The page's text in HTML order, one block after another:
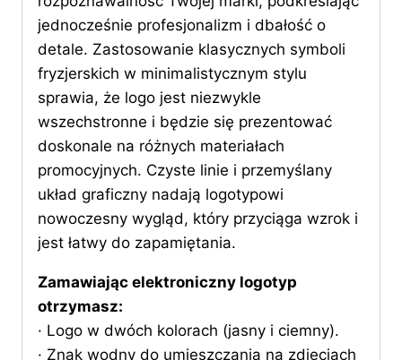
jednocześnie profesjonalizm i dbałość o
detale. Zastosowanie klasycznych symboli
fryzjerskich w minimalistycznym stylu
sprawia, że logo jest niezwykle
wszechstronne i będzie się prezentować
doskonale na różnych materiałach
promocyjnych. Czyste linie i przemyślany
układ graficzny nadają logotypowi
nowoczesny wygląd, który przyciąga wzrok i
jest łatwy do zapamiętania.
Zamawiając elektroniczny logotyp
otrzymasz:
· Logo w dwóch kolorach (jasny i ciemny).
· Znak wodny do umieszczania na zdjęciach